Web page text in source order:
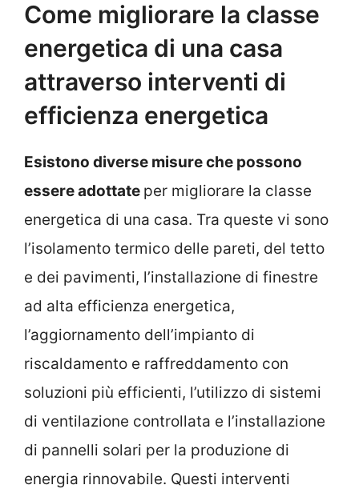
Come migliorare la classe
energetica di una casa
attraverso interventi di
efficienza energetica
Esistono diverse misure che possono
essere adottate per migliorare la classe
energetica di una casa. Tra queste vi sono
l’isolamento termico delle pareti, del tetto
e dei pavimenti, l’installazione di finestre
ad alta efficienza energetica,
l’aggiornamento dell’impianto di
riscaldamento e raffreddamento con
soluzioni più efficienti, l’utilizzo di sistemi
di ventilazione controllata e l’installazione
di pannelli solari per la produzione di
energia rinnovabile. Questi interventi